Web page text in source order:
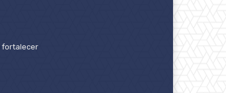
fortalecer